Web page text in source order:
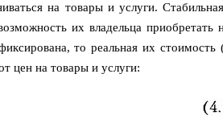
на товары и услуги.
их владельца
то реальная их стоимость
цен на товары и услуги: